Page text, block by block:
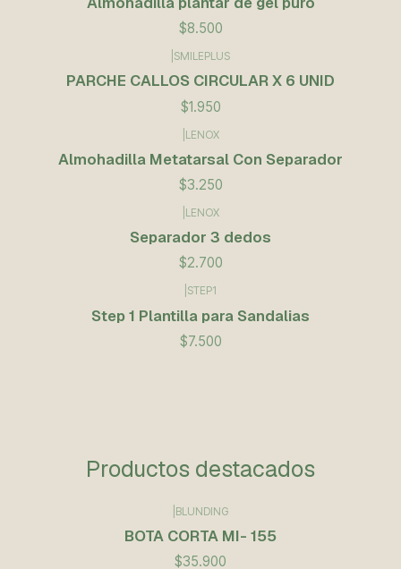
$8.500
SMILEPLUS
PARCHE CALLOS CIRCULAR X 6 UNID
$1.950
LENOX
Almohadilla Metatarsal Con Separador
$3.250
LENOX
Separador 3 dedos
$2.700
STEP1
Step 1 Plantilla para Sandalias
$7.500
Productos destacados
BLUNDING
BOTA CORTA MI- 155
$35.900